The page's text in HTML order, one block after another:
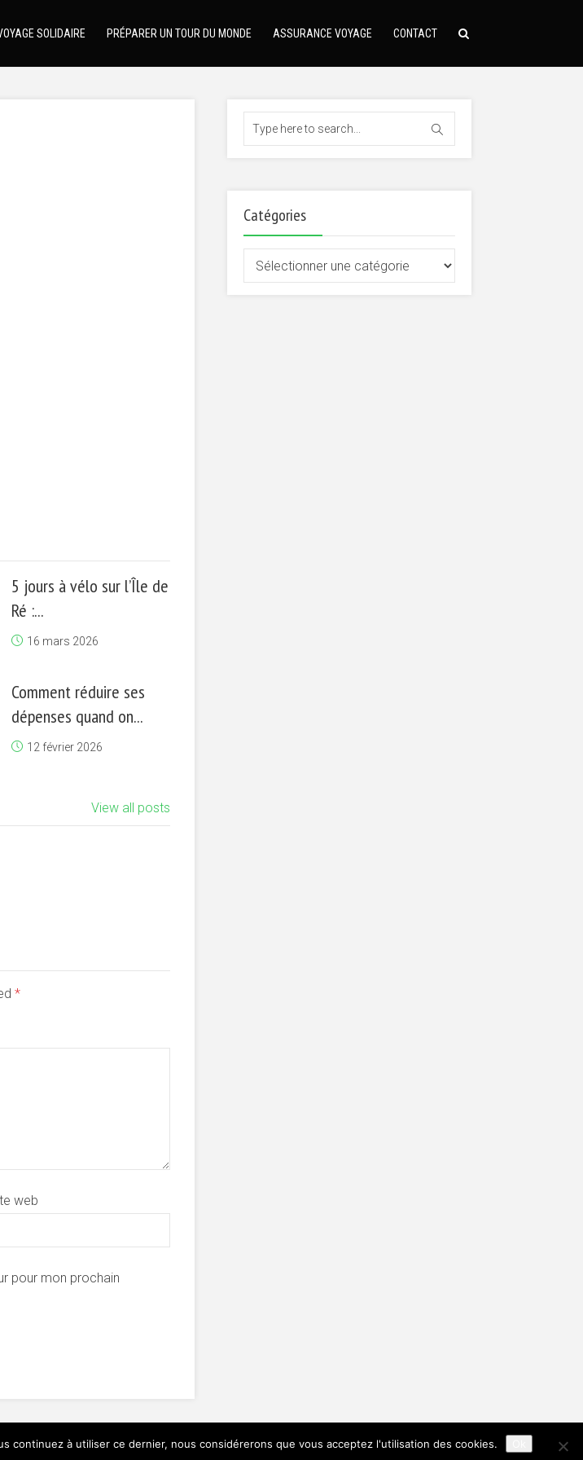
SOLIDAIRE PRÉPARER UN TOUR DU MONDE ASSURANCE VOYAGE CONTACT
5 jours à vélo sur l’Île de
Ré :...
16 mars 2026
Comment réduire ses
dépenses quand on...
12 février 2026
View all posts
*
web
pour mon prochain
Catégories
A propos Citations de voyage Liens utiles et blogs voyage
continuez à utiliser ce dernier, nous considérerons que vous acceptez l'utilisation des cookies.